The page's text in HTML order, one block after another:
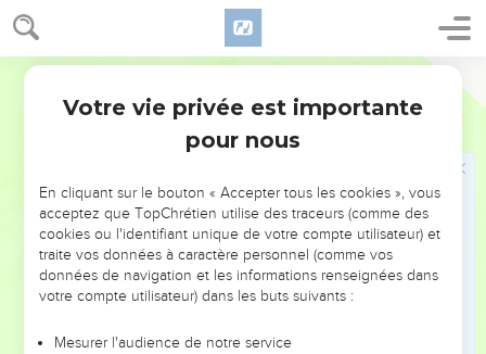
NE MANQUEZ PAS L’ÉVÉNEMENT
DE L’ANNÉE !
ET SI LEURS ERREURS POUVAIENT VOUS ÉVITER LES
VOTRES ?
leur foi ou leur vision. Mais on voit moins les doutes, les erreurs
Votre vie privée est importante
pour nous
En cliquant sur le bouton « Accepter tous les cookies », vous
acceptez que TopChrétien utilise des traceurs (comme des
cookies ou l'identifiant unique de votre compte utilisateur) et
traite vos données à caractère personnel (comme vos
données de navigation et les informations renseignées dans
votre compte utilisateur) dans les buts suivants :
Mesurer l'audience de notre service